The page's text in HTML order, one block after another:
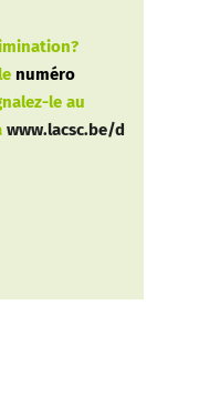
numéro
le au
www.lacsc.be/d